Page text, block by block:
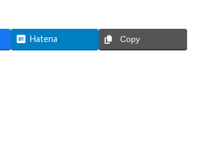
Hatena Copy